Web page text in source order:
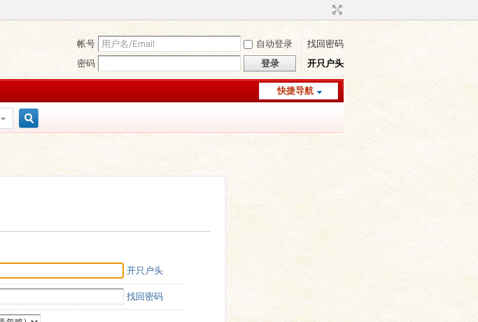
帐号 自动登录
找回密码
密码
登录 开只户头
快捷导航
开只户头
找回密码